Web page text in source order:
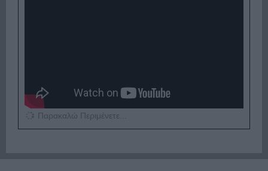
Παρακαλώ Περιμένετε...